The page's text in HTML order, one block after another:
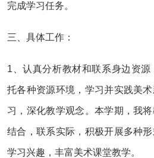
完成学习任务。
三、具体工作：
1、认真分析教材和联系身边资
托各种资源环境，学习并实践美
习，深化教学观念。本学期，我
结合，联系实际，积极开展多种
学习兴趣，丰富美术课堂教学。